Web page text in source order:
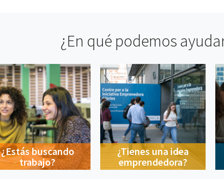
¿En qué podemos
¿Estás buscando
trabajo?
¿Tienes una idea
emprendedora?